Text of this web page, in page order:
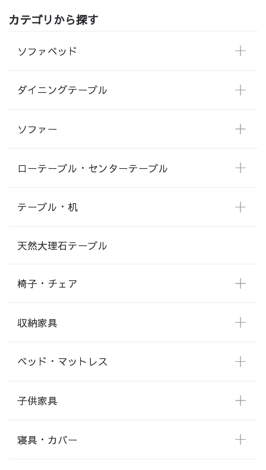
カテゴリから探す
ソファベッド
ダイニングテーブル
ソファー
ローテーブル・センターテーブル
テーブル・机
天然大理石テーブル
椅子・チェア
収納家具
ベッド・マットレス
子供家具
寝具・カバー